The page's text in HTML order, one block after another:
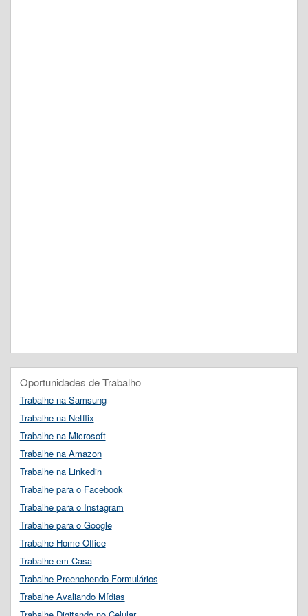
Oportunidades de Trabalho
Trabalhe na Samsung
Trabalhe na Netflix
Trabalhe na Microsoft
Trabalhe na Amazon
Trabalhe na Linkedin
Trabalhe para o Facebook
Trabalhe para o Instagram
Trabalhe para o Google
Trabalhe Home Office
Trabalhe em Casa
Trabalhe Preenchendo Formulários
Trabalhe Avaliando Mídias